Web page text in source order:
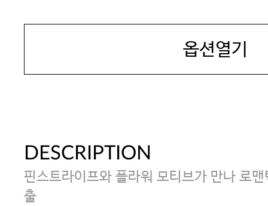
옵션열기
DESCRIPTION
핀스트라이프와 플라워 모티브가 만나 로
출